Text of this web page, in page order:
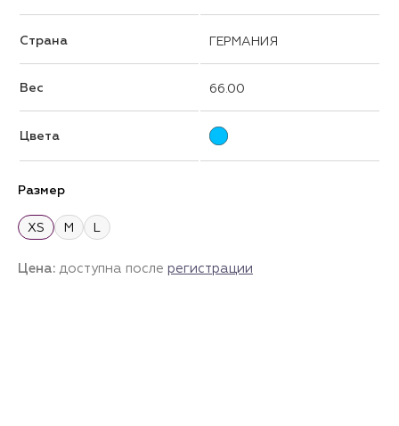
Страна ГЕРМАНИЯ
Вес 66.00
Цвета
Размер
XS M L
Цена: доступна после регистрации